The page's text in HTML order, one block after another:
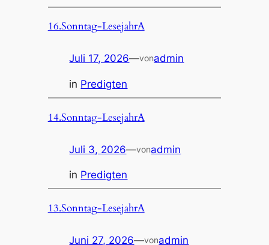
16.Sonntag-LesejahrA
Juli 17, 2026—vonadmin
in Predigten
14.Sonntag-LesejahrA
Juli 3, 2026—vonadmin
in Predigten
13.Sonntag-LesejahrA
Juni 27, 2026—vonadmin